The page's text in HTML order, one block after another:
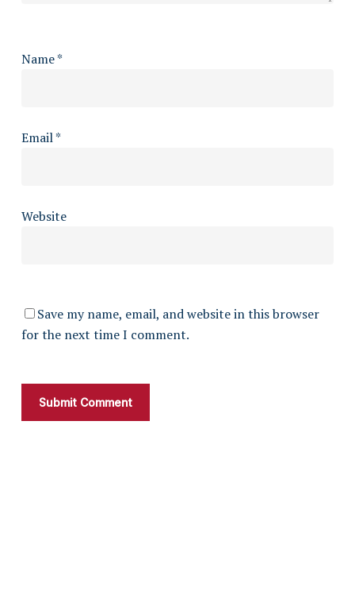
Name*
Email*
Website
Save my name, email, and website in this browser
for the next time I comment.